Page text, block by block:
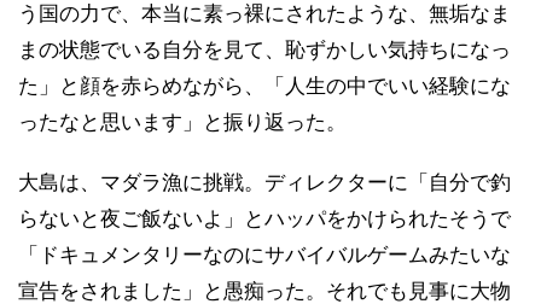
う国の力で、本当に素っ裸にされたような、無垢なま
まの状態でいる自分を見て、恥ずかしい気持ちになっ
た」と顔を赤らめながら、「人生の中でいい経験にな
ったなと思います」と振り返った。
大島は、マダラ漁に挑戦。ディレクターに「自分で釣
らないと夜ご飯ないよ」とハッパをかけられたそうで
「ドキュメンタリーなのにサバイバルゲームみたいな
宣告をされました」と愚痴った。それでも見事に大物